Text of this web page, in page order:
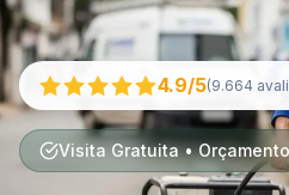
4.9/5(9.664
Visita Gratuita •